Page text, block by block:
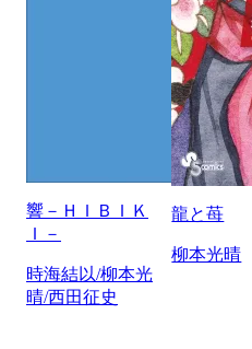
響－ＨＩＢＩＫ
Ｉ－
時海結以/柳本光
晴/西田征史
龍と苺
柳本光晴